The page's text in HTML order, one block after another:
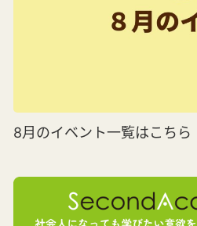
8月のイベント一覧はこちら